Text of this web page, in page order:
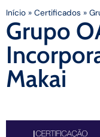
Início » Certificados »
Grupo
Makai